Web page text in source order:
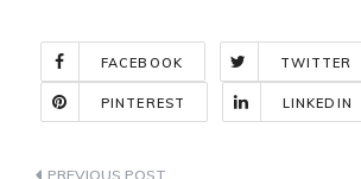
FACEBOOK TWITTER
PINTEREST LINKEDIN